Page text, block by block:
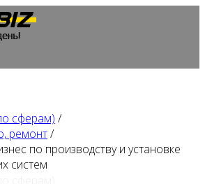
сферам) /
ремонт/
по производству и установке
систем